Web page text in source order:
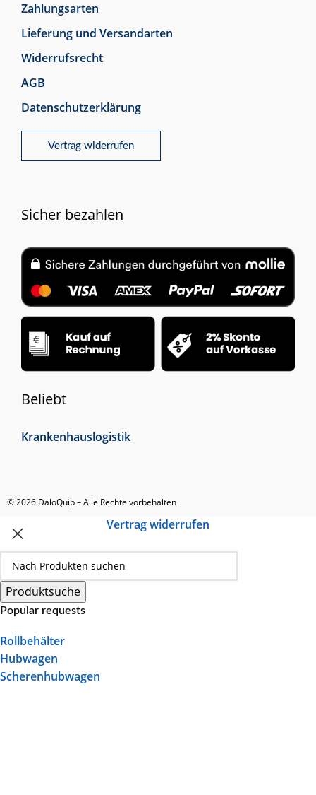
Zahlungsarten
Lieferung und Versandarten
Widerrufsrecht
AGB
Datenschutzerklärung
Vertrag widerrufen
Sicher bezahlen
Beliebt
Krankenhauslogistik
© 2026 DaloQuip – Alle Rechte vorbehalten
Produktsuche
Popular requests
Rollbehälter
Hubwagen
Scherenhubwagen
Vertrag widerrufen